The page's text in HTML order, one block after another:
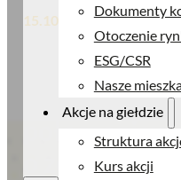
Dokumenty
Otoczenie
ESG/CSR
Nasze
Akcje na giełdzie
Struktura
Kurs akcji
15.10.2025
ED Invest i
Cukrzyca &
połączeni w
o zdrowie!